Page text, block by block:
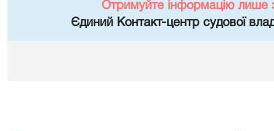
Отримуйте інформацію лише
Єдиний Контакт-центр судової